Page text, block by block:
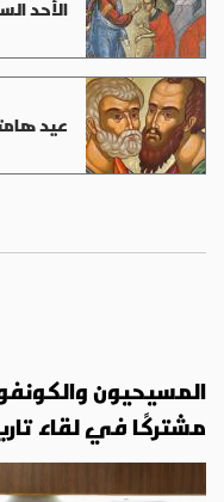
الأحد
عيد
المسيحيون
مشتركًا في لقاء